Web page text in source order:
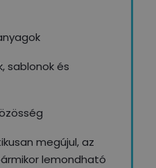
sablonok és
megújul, az
lemondható